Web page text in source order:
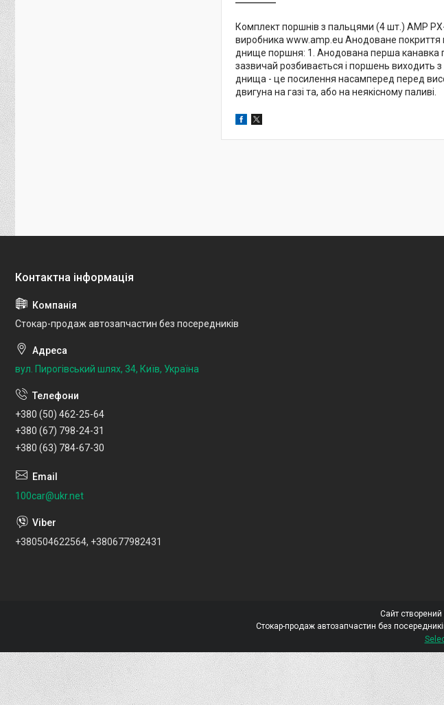
Комплект поршнів з пальцями (4 шт.) AMP
виробника www.amp.eu Анодоване покриття
днище поршня: 1. Анодована перша канавка
зазвичай розбивається і поршень виходить
днища - це посилення насамперед перед
двигуна на газі та, або на неякісному паливі.
Стокар-продаж автозапчастин без посередників
вул. Пирогівський шлях, 34, Київ, Україна
+380 (50) 462-25-64
+380 (67) 798-24-31
+380 (63) 784-67-30
100car@ukr.net
+380504622564, +380677982431
Сайт створений